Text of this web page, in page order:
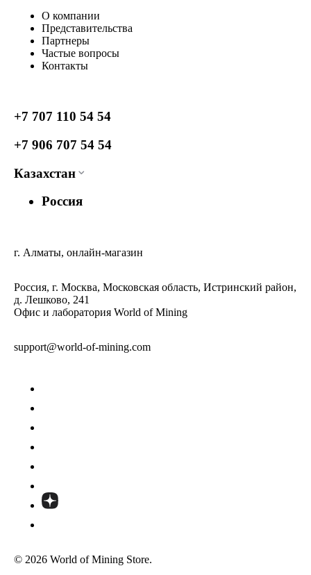
О компании
Представительства
Партнеры
Частые вопросы
Контакты
+7 707 110 54 54
+7 906 707 54 54
Казахстан
Россия
г. Алматы, онлайн-магазин
Россия, г. Москва, Московская область, Истринский район,
д. Лешково, 241
Офис и лаборатория World of Mining
support@world-of-mining.com
© 2026 World of Mining Store.